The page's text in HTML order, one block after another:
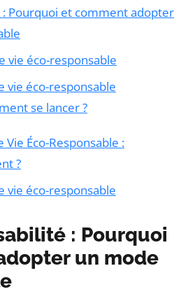
: Pourquoi et comment adopter
vie éco-responsable
vie éco-responsable
se lancer ?
Éco-Responsable :
?
vie éco-responsable
: Pourquoi
un mode